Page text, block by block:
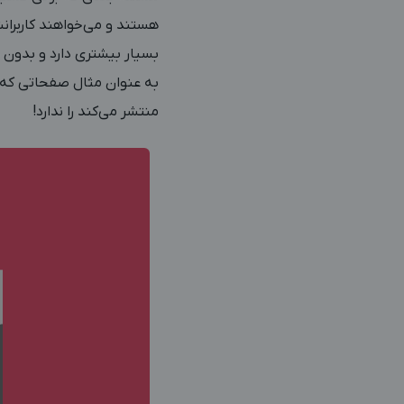
هستند و می‌خواهند
بسیار بیشتری دارد و
منتشر می‌کند را ندارد!